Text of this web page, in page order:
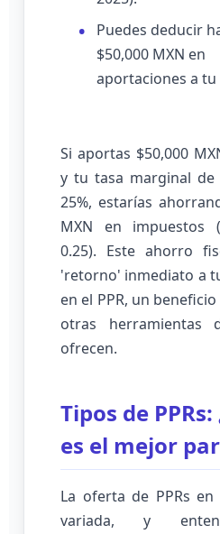
Puedes deducir
$50,000 MXN en
aportaciones a tu
Si aportas $50,000
y tu tasa marginal de
25%, estarías
MXN en impuestos
0.25). Este ahorro
'retorno' inmediato a
en el PPR, un
otras herramientas
ofrecen.
Tipos de PPRs:
es el mejor
La oferta de PPRs en
variada, y